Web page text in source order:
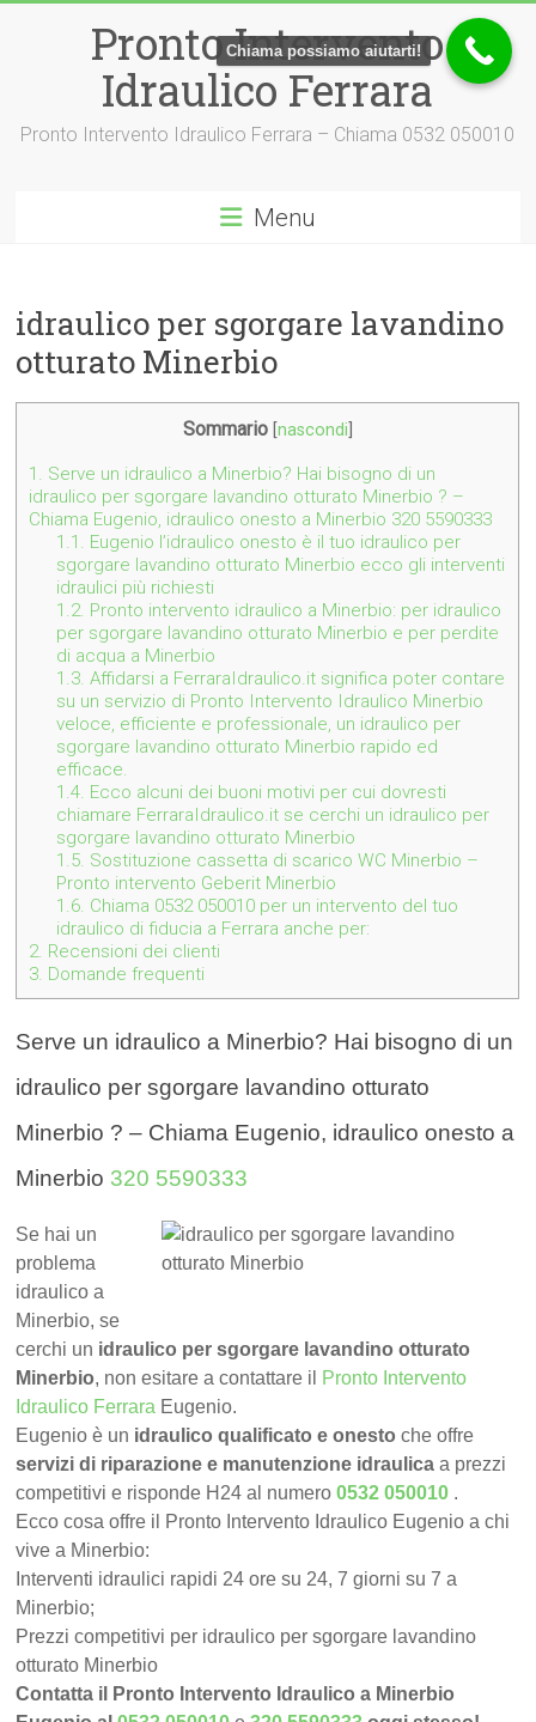
Pronto Intervento
Idraulico Ferrara
Pronto Intervento Idraulico Ferrara – Chiama 0532 050010
Menu
idraulico per sgorgare lavandino
otturato Minerbio
Sommario nascondi
1. Serve un idraulico a Minerbio? Hai bisogno di un
idraulico per sgorgare lavandino otturato Minerbio ? –
Chiama Eugenio, idraulico onesto a Minerbio 320 5590333
1.1. Eugenio l’idraulico onesto è il tuo idraulico per
sgorgare lavandino otturato Minerbio ecco gli interventi
idraulici più richiesti
1.2. Pronto intervento idraulico a Minerbio: per idraulico
per sgorgare lavandino otturato Minerbio e per perdite
di acqua a Minerbio
1.3. Affidarsi a FerraraIdraulico.it significa poter contare
su un servizio di Pronto Intervento Idraulico Minerbio
veloce, efficiente e professionale, un idraulico per
sgorgare lavandino otturato Minerbio rapido ed
efficace.
1.4. Ecco alcuni dei buoni motivi per cui dovresti
chiamare FerraraIdraulico.it se cerchi un idraulico per
sgorgare lavandino otturato Minerbio
1.5. Sostituzione cassetta di scarico WC Minerbio –
Pronto intervento Geberit Minerbio
1.6. Chiama 0532 050010 per un intervento del tuo
idraulico di fiducia a Ferrara anche per:
2. Recensioni dei clienti
3. Domande frequenti
Serve un idraulico a Minerbio? Hai bisogno di un
idraulico per sgorgare lavandino otturato
Minerbio ? – Chiama Eugenio, idraulico onesto a
Minerbio 320 5590333
Se hai un
problema
idraulico a
Minerbio, se
cerchi un idraulico per sgorgare lavandino otturato
Minerbio, non esitare a contattare il Pronto Intervento
Idraulico Ferrara Eugenio.
Eugenio è un idraulico qualificato e onesto che offre
servizi di riparazione e manutenzione idraulica a prezzi
competitivi e risponde H24 al numero0532 050010 .
Ecco cosa offre il Pronto Intervento Idraulico Eugenio a chi
vive a Minerbio:
Interventi idraulici rapidi 24 ore su 24, 7 giorni su 7 a
Minerbio;
Prezzi competitivi per idraulico per sgorgare lavandino
otturato Minerbio
Contatta il Pronto Intervento Idraulico a Minerbio
Chiama possiamo aiutarti!